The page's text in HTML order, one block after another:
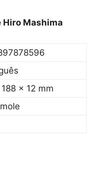
Hiro Mashima
x 12 mm